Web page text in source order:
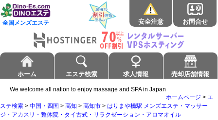
全国メンズエステ 安全注意 お問合せ
ホーム エステ検索 求人情報 売却店舗情報
We welcome all nation to enjoy massage and SPA in Japan
ホームページ > エ
ステ検索 > 中国・四国 > 高知 > 高知市 > はりまや橋駅 メンズエステ・マッサー
ジ・アカスリ・整体院・タイ古式・リラクゼーション・アロマオイル